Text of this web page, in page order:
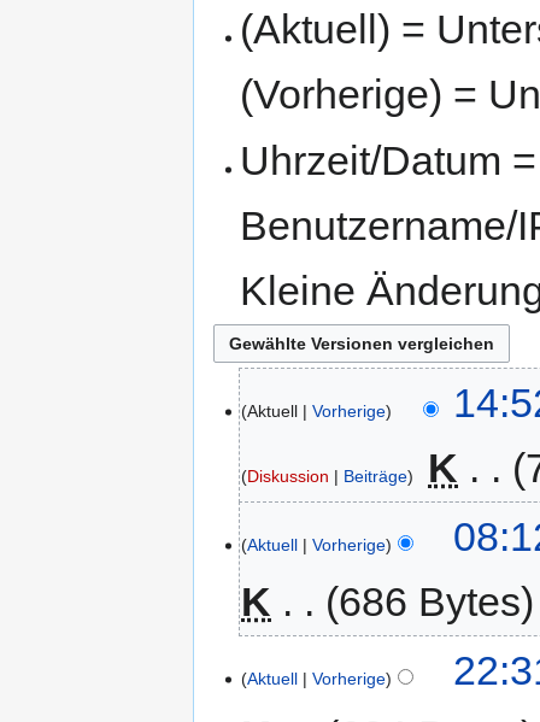
(Aktuell) =
(Vorherige) =
Uhrzeit/Datum
Benutzername/
Kleine
Aktuell Vorherige
Diskussion Beiträge K
Aktuell Vorherige
K
686 Bytes
Aktuell Vorherige